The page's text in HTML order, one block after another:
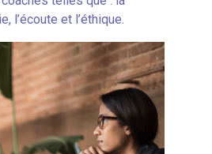
l’écoute et l’éthique.